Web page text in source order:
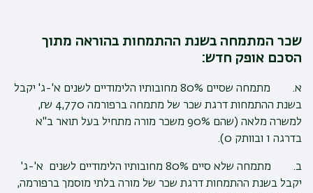
שכר המתמחה בשנת ההתמחות בהוראה מתוך
הסכם אופק חדש:
א. מתמחה שסיים 80% מחובותיו הלימודיים לשנים א'-ג' יקבל
בשנת ההתמחות דרגת שכר של מתמחה ברפורמה 4,770 ₪,
למשרה מלאה (שהם 90% משכר מורה מתחיל בעל תואר ב"א
בדרגה 1 ובוותק 0).
ב. מתמחה שלא סיים 80% מחובותיו הלימודיים לשנים א'-ג'
יקבל בשנת ההתמחות דרגת שכר של מורה בלתי מוסמך ברפורמה,